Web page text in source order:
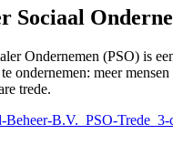
Sociaal
Ondernemen (PSO) is
ondernemen: meer
trede.
B.V._PSO-Trede_3-